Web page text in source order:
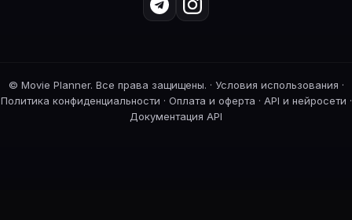
© Movie Planner. Все права защищены. · Условия использования ·
Политика конфиденциальности · Оплата и оферта · API и нейросети ·
Документация API